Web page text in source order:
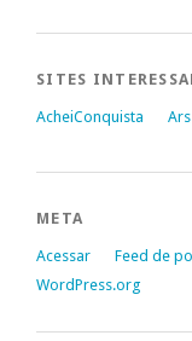
SITES
AcheiConquista
META
Acessar Feed de
WordPress.org